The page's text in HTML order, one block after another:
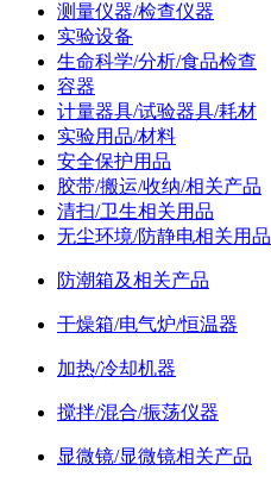
测量仪器/检查仪器
实验设备
生命科学/分析/食品检查
容器
计量器具/试验器具/耗材
实验用品/材料
安全保护用品
胶带/搬运/收纳/相关产品
清扫/卫生相关用品
无尘环境/防静电相关用品
防潮箱及相关产品
干燥箱/电气炉/恒温器
加热/冷却机器
搅拌/混合/振荡仪器
显微镜/显微镜相关产品